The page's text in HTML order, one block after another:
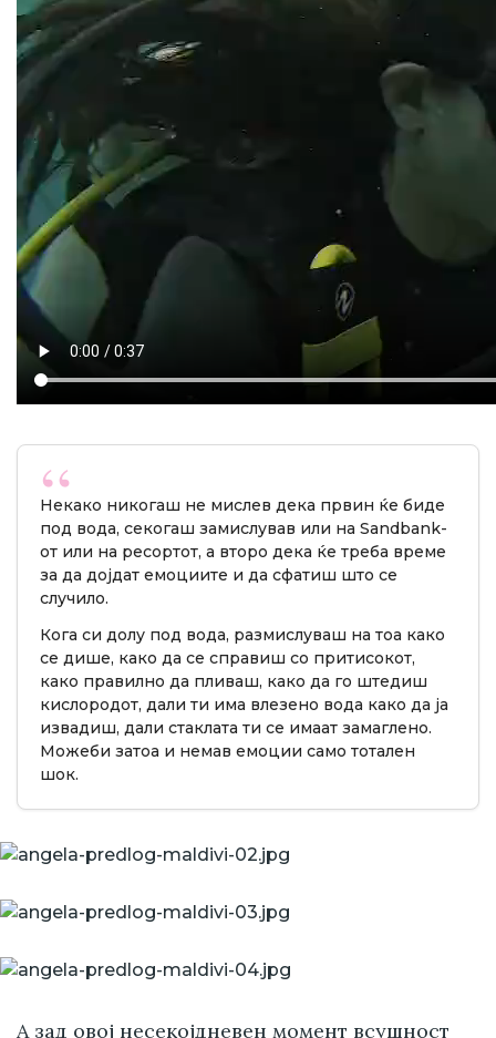
Некако никогаш не мислев дека првин ќе биде
под вода, секогаш замислував или на Sandbank-
от или на ресортот, а второ дека ќе треба време
за да дојдат емоциите и да сфатиш што се
случило.
Кога си долу под вода, размислуваш на тоа како
се дише, како да се справиш со притисокот,
како правилно да пливаш, како да го штедиш
кислородот, дали ти има влезено вода како да ја
извадиш, дали стаклата ти се имаат замаглено.
Можеби затоа и немав емоции само тотален
шок.
А зад овој несекојдневен момент всушност